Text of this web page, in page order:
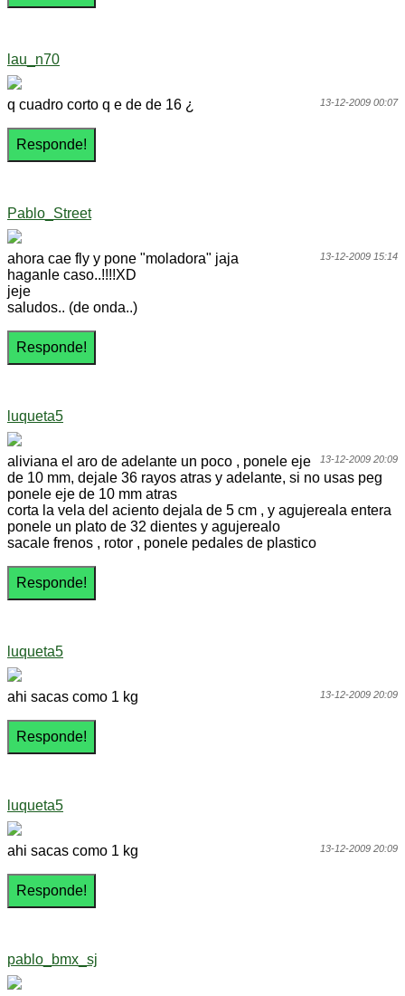
lau_n70
13-12-2009 00:07
q cuadro corto q e de de 16 ¿
Pablo_Street
13-12-2009 15:14
ahora cae fly y pone "moladora" jaja
haganle caso..!!!!XD
jeje
saludos.. (de onda..)
luqueta5
13-12-2009 20:09
aliviana el aro de adelante un poco , ponele eje
de 10 mm, dejale 36 rayos atras y adelante, si no usas peg
ponele eje de 10 mm atras
corta la vela del aciento dejala de 5 cm , y agujereala entera
ponele un plato de 32 dientes y agujerealo
sacale frenos , rotor , ponele pedales de plastico
luqueta5
13-12-2009 20:09
ahi sacas como 1 kg
luqueta5
13-12-2009 20:09
ahi sacas como 1 kg
pablo_bmx_sj